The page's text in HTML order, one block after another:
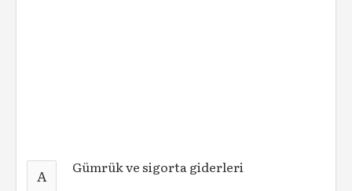
A Gümrük ve sigorta giderleri